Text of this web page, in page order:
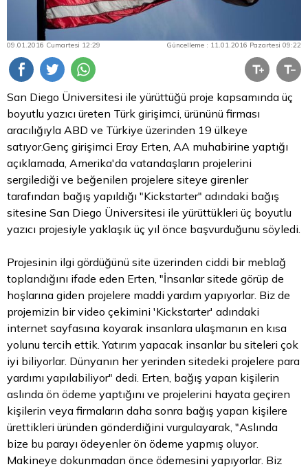
09.01.2016 Cumartesi 12:29 Güncelleme : 11.01.2016 Pazartesi 09:22
San Diego Üniversitesi ile yürüttüğü proje kapsamında üç
boyutlu yazıcı üreten Türk girişimci, ürününü firması
aracılığıyla ABD ve Türkiye üzerinden 19 ülkeye
satıyor.Genç girişimci Eray Erten, AA muhabirine yaptığı
açıklamada, Amerika'da vatandaşların projelerini
sergilediği ve beğenilen projelere siteye girenler
tarafından bağış yapıldığı "Kickstarter" adındaki bağış
sitesine San Diego Üniversitesi ile yürüttükleri üç boyutlu
yazıcı projesiyle yaklaşık üç yıl önce başvurduğunu söyledi.
Projesinin ilgi gördüğünü site üzerinden ciddi bir meblağ
toplandığını ifade eden Erten, "İnsanlar sitede görüp de
hoşlarına giden projelere maddi yardım yapıyorlar. Biz de
projemizin bir video çekimini 'Kickstarter' adındaki
internet sayfasına koyarak insanlara ulaşmanın en kısa
yolunu tercih ettik. Yatırım yapacak insanlar bu siteleri çok
iyi biliyorlar. Dünyanın her yerinden sitedeki projelere para
yardımı yapılabiliyor" dedi. Erten, bağış yapan kişilerin
aslında ön ödeme yaptığını ve projelerini hayata geçiren
kişilerin veya firmaların daha sonra bağış yapan kişilere
ürettikleri üründen gönderdiğini vurgulayarak, "Aslında
bize bu parayı ödeyenler ön ödeme yapmış oluyor.
Makineye dokunmadan önce ödemesini yapıyorlar. Biz